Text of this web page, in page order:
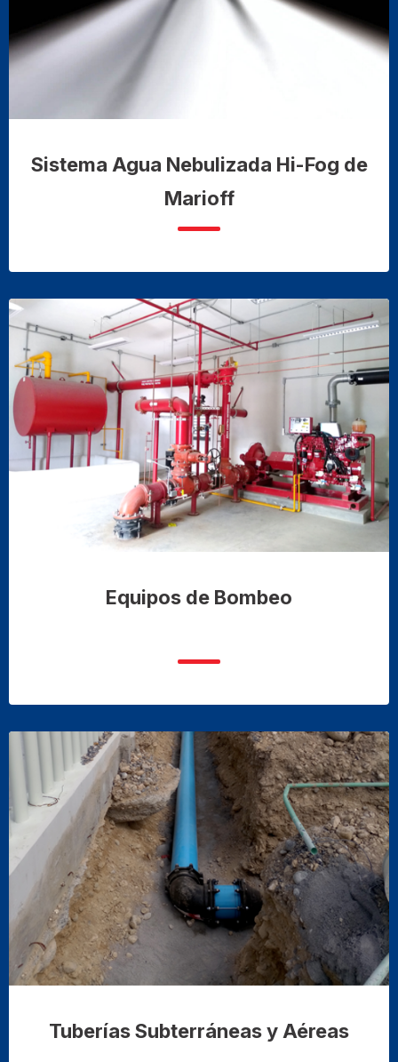
Sistema Agua Nebulizada Hi-Fog de
Marioff
Equipos de Bombeo
Tuberías Subterráneas y Aéreas